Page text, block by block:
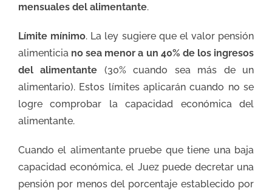
mensuales del alimentante.
Límite mínimo. La ley sugiere que el valor pensión
alimenticia no sea menor a un 40% de los ingresos
del alimentante (30% cuando sea más de un
alimentario). Estos límites aplicarán cuando no se
logre comprobar la capacidad económica del
alimentante.
Cuando el alimentante pruebe que tiene una baja
capacidad económica, el Juez puede decretar una
pensión por menos del porcentaje establecido por